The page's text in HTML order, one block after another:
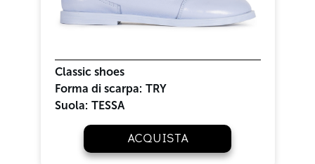
Classic shoes
Forma di scarpa: TRY
Suola: TESSA
ACQUISTA